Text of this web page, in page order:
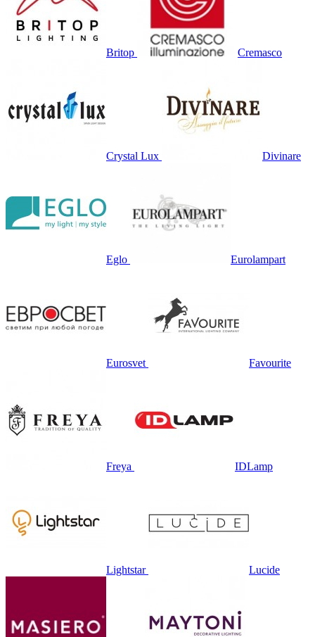
Britop Cremasco
Crystal Lux Divinare
Eglo Eurolampart
Eurosvet Favourite
Freya IDLamp
Lightstar Lucide